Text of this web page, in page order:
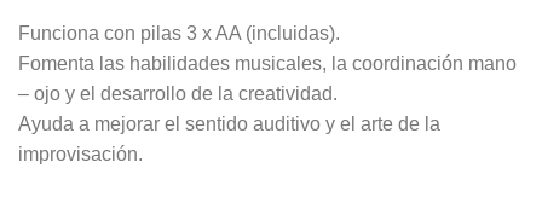
Funciona con pilas 3 x AA (incluidas).
Fomenta las habilidades musicales, la coordinación mano
– ojo y el desarrollo de la creatividad.
Ayuda a mejorar el sentido auditivo y el arte de la
improvisación.